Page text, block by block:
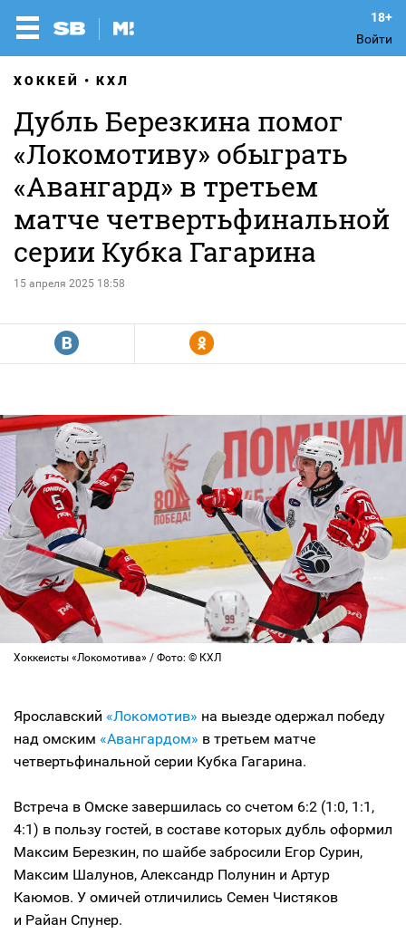
Войти
ХОККЕЙ КХЛ
Дубль Березкина помог
«Локомотиву» обыграть
«Авангард» в третьем
матче четвертьфинальной
серии Кубка Гагарина
15 апреля 2025 18:58
R Y
Хоккеисты «Локомотива» / Фото: © КХЛ
Ярославский «Локомотив» на выезде одержал победу
над омским «Авангардом» в третьем матче
четвертьфинальной серии Кубка Гагарина.
Встреча в Омске завершилась со счетом 6:2 (1:0, 1:1,
4:1) в пользу гостей, в составе которых дубль оформил
Максим Березкин, по шайбе забросили Егор Сурин,
Максим Шалунов, Александр Полунин и Артур
Каюмов. У омичей отличились Семен Чистяков
и Райан Спунер.